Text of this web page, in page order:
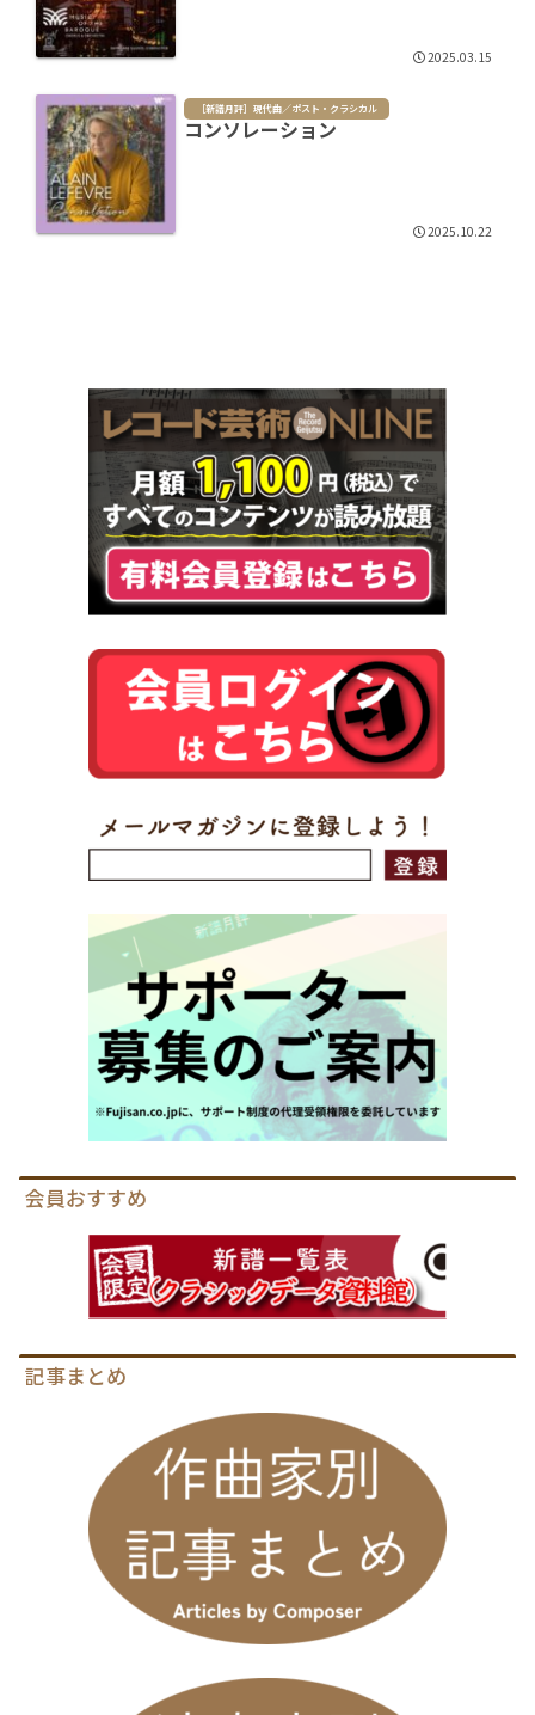
2025.03.15
［新譜月評］現代曲／ポスト・クラシカル
コンソレーション
2025.10.22
会員おすすめ
記事まとめ